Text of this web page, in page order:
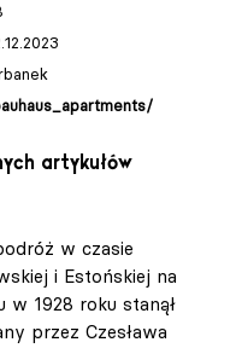
artykułów
w czasie
i Estońskiej na
w 1928 roku stanął
przez Czesława